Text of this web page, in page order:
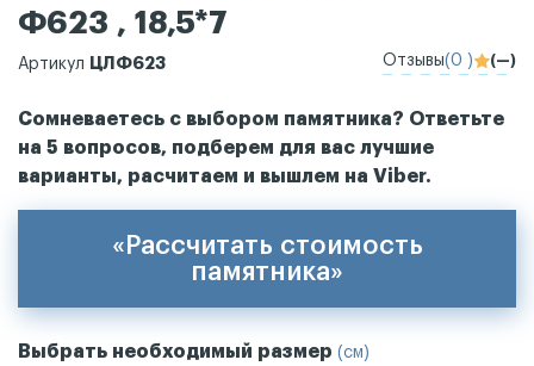
Ф623 , 18,5*7
Артикул ЦЛФ623 Отзывы(0 ) (—)
Сомневаетесь с выбором памятника? Ответьте
на 5 вопросов, подберем для вас лучшие
варианты, расчитаем и вышлем на Viber.
«Рассчитать стоимость
памятника»
Выбрать необходимый размер (см)